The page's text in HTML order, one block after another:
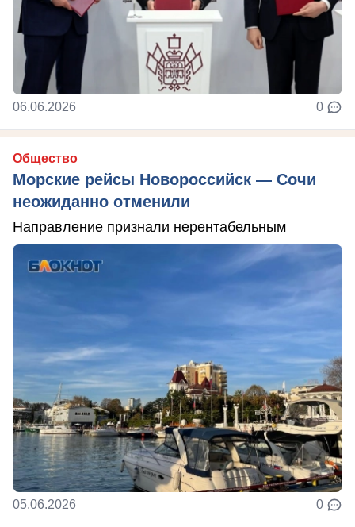
06.06.2026 0
Общество
Морские рейсы Новороссийск — Сочи
неожиданно отменили
Направление признали нерентабельным
05.06.2026 0